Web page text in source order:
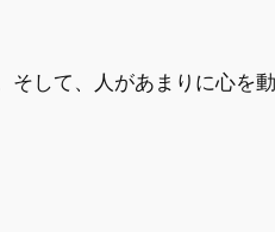
して、人があまりに心を